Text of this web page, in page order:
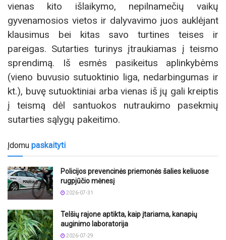
vienas kito išlaikymo, nepilnamečių vaikų
gyvenamosios vietos ir dalyvavimo juos auklėjant
klausimus bei kitas savo turtines teises ir
pareigas. Sutarties turinys įtraukiamas į teismo
sprendimą. Iš esmės pasikeitus aplinkybėms
(vieno buvusio sutuoktinio liga, nedarbingumas ir
kt.), buvę sutuoktiniai arba vienas iš jų gali kreiptis
į teismą dėl santuokos nutraukimo pasekmių
sutarties sąlygų pakeitimo.
Įdomu paskaityti
Policijos prevencinės priemonės šalies keliuose
rugpjūčio mėnesį
2026-07-31
Telšių rajone aptikta, kaip įtariama, kanapių
auginimo laboratorija
2026-07-29